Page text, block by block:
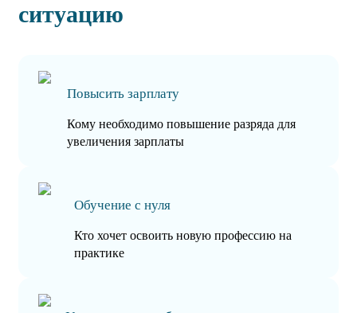
ситуацию
Повысить зарплату
Кому необходимо повышение разряда для
увеличения зарплаты
Обучение с нуля
Кто хочет освоить новую профессию на
практике